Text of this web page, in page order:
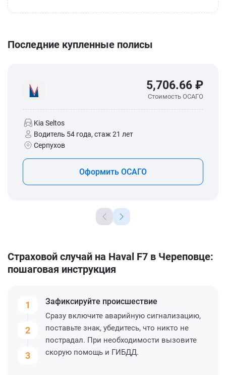
Последние купленные полисы
5,706.66 ₽
Стоимость ОСАГО
Kia Seltos
Водитель 54 года, стаж 21 лет
Серпухов
Оформить ОСАГО
Страховой случай на Haval F7 в Череповце:
пошаговая инструкция
1
2
3
Зафиксируйте происшествие
Сразу включите аварийную сигнализацию,
поставьте знак, убедитесь, что никто не
пострадал. При необходимости вызовите
скорую помощь и ГИБДД.